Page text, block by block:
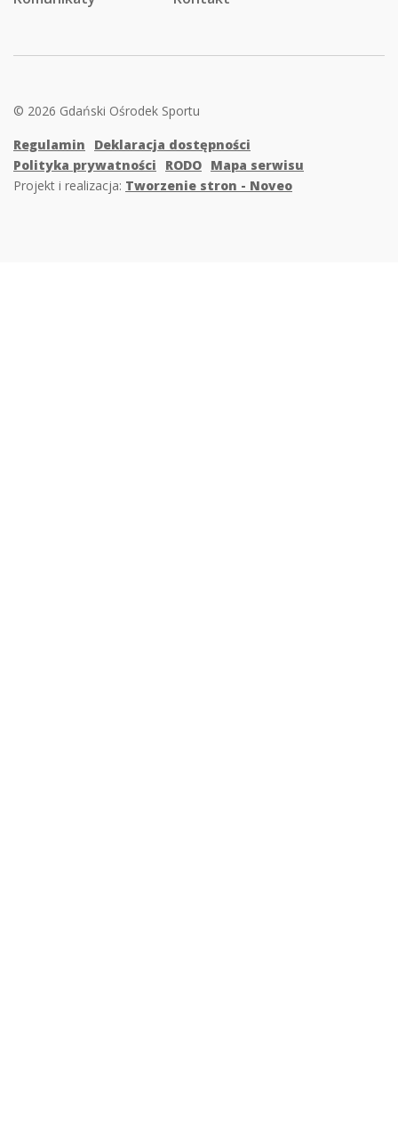
© 2026 Gdański Ośrodek Sportu
Regulamin
Deklaracja dostępności
Polityka prywatności
RODO Mapa serwisu
Projekt i realizacja: Tworzenie stron - Noveo